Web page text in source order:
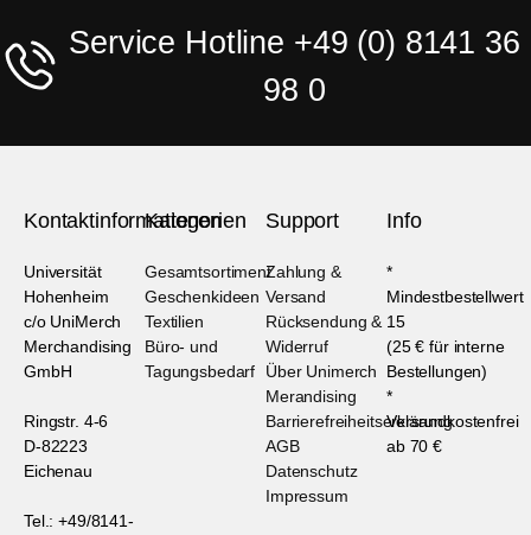
Service Hotline +49 (0) 8141 36
98 0
Kontaktinformationen
Universität
Hohenheim
c/o UniMerch
Merchandising
GmbH
Ringstr. 4-6
D-82223
Eichenau
Tel.: +49/8141-
Kategorien
Gesamtsortiment
Geschenkideen
Textilien
Büro- und
Tagungsbedarf
Support
Zahlung &
Versand
Rücksendung &
Widerruf
Über Unimerch
Merandising
Barrierefreiheitserklärung
AGB
Datenschutz
Impressum
Info
*
Mindestbestellwert
15
(25 € für interne
Bestellungen)
*
Versandkostenfrei
ab 70 €